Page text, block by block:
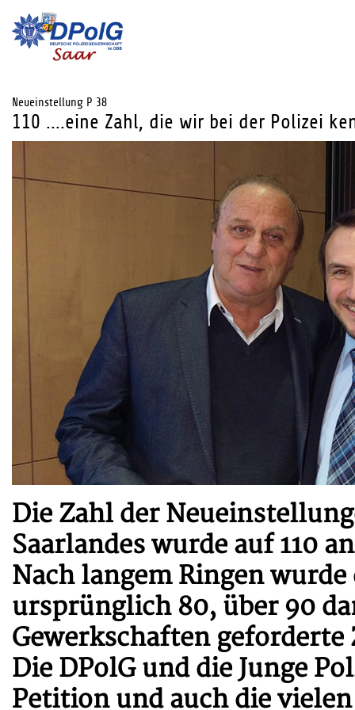
Neueinstellung P 38
110 ....eine Zahl, die wir bei der Polizei
Die Zahl der
Saarlandes wurde auf 110
Nach langem Ringen
ursprünglich 80, über 90
Gewerkschaften
Die DPolG und die Junge
Petition und auch die